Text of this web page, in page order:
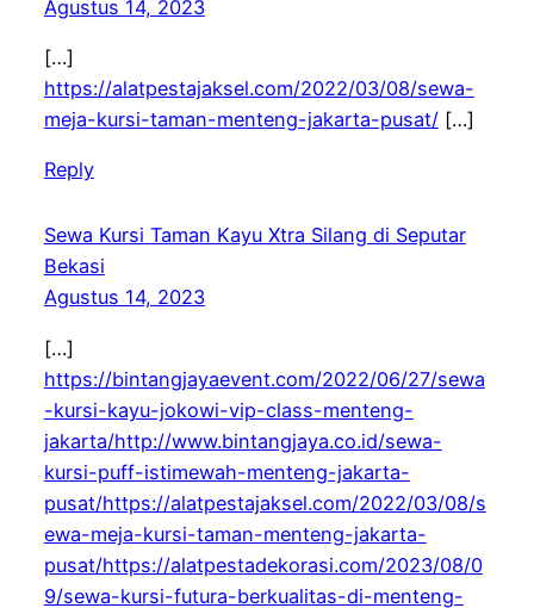
Agustus 14, 2023
[…]
https://alatpestajaksel.com/2022/03/08/sewa-
meja-kursi-taman-menteng-jakarta-pusat/[…]
Reply
Sewa Kursi Taman Kayu Xtra Silang di Seputar
Bekasi
Agustus 14, 2023
[…]
https://bintangjayaevent.com/2022/06/27/sewa
-kursi-kayu-jokowi-vip-class-menteng-
jakarta/http://www.bintangjaya.co.id/sewa-
kursi-puff-istimewah-menteng-jakarta-
pusat/https://alatpestajaksel.com/2022/03/08/s
ewa-meja-kursi-taman-menteng-jakarta-
pusat/https://alatpestadekorasi.com/2023/08/0
9/sewa-kursi-futura-berkualitas-di-menteng-